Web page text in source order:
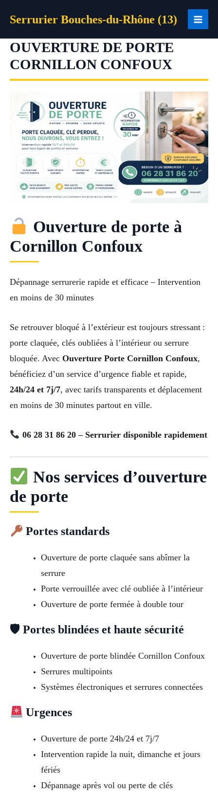
Serrurier Bouches-du-Rhône (13)
OUVERTURE DE PORTE
CORNILLON CONFOUX
Ouverture de porte à
Cornillon Confoux
Dépannage serrurerie rapide et efficace – Intervention
en moins de 30 minutes
Se retrouver bloqué à l’extérieur est toujours stressant :
porte claquée, clés oubliées à l’intérieur ou serrure
bloquée. Avec Ouverture Porte Cornillon Confoux,
bénéficiez d’un service d’urgence fiable et rapide,
24h/24 et 7j/7, avec tarifs transparents et déplacement
en moins de 30 minutes partout en ville.
06 28 31 86 20 – Serrurier disponible rapidement
Nos services d’ouverture
de porte
Portes standards
Ouverture de porte claquée sans abîmer la
serrure
Porte verrouillée avec clé oubliée à l’intérieur
Ouverture de porte fermée à double tour
🛡 Portes blindées et haute sécurité
Ouverture de porte blindée Cornillon Confoux
Serrures multipoints
Systèmes électroniques et serrures connectées
Urgences
Ouverture de porte 24h/24 et 7j/7
Intervention rapide la nuit, dimanche et jours
fériés
Dépannage après vol ou perte de clés